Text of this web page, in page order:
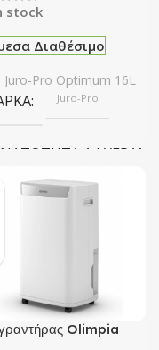
stock
Διαθέσιμο
Juro-Pro Optimum 16L
Juro-Pro
ΧΏΡΟΥ ΚΆΛΥΨΗΣ
Ναί
Olimpia